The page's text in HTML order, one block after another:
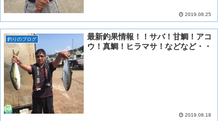
2019.08.25
釣りのブログ
最新釣果情報！！サバ！甘鯛！アコ
ウ！真鯛！ヒラマサ！などなど・・
2019.08.18